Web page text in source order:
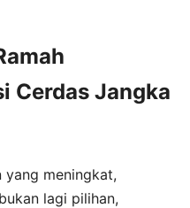
Cerdas Jangka
yang meningkat,
lagi pilihan,